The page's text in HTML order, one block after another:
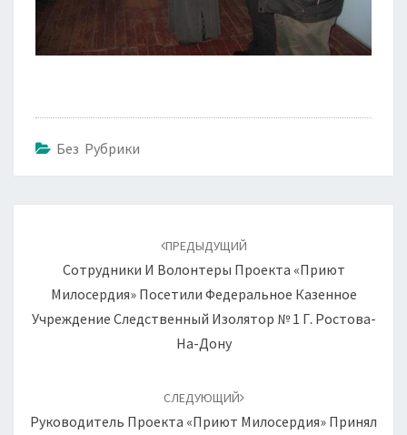
Без Рубрики
записям
ПРЕДЫДУЩИЙ
Сотрудники И Волонтеры Проекта «Приют
Милосердия» Посетили Федеральное Казенное
Учреждение Следственный Изолятор № 1 Г. Ростова-
На-Дону
СЛЕДУЮЩИЙ
Руководитель Проекта «Приют Милосердия» Принял